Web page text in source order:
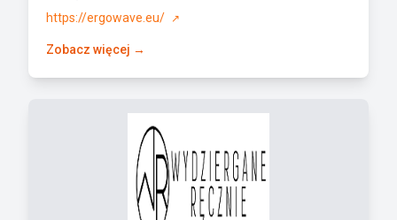
https://ergowave.eu/
↗
Zobacz więcej →